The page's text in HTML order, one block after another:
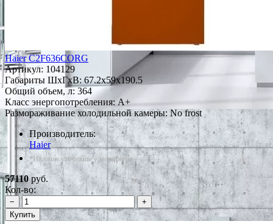
Haier C2F636CORG
Артикул: 104129
Габариты ШxГxВ: 67.2x59x190.5
Общий объем, л: 364
Класс энергопотребления: A+
Размораживание холодильной камеры: No frost
Производитель:
Haier
*Наличие уточняйте у менеджера
57110руб.
Кол-во:
−
+
Купить